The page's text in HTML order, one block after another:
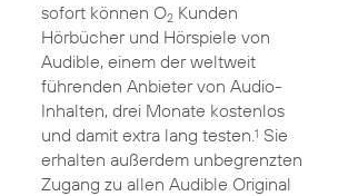
sofort können O2Kunden
Hörbücher und Hörspiele von
Audible, einem der weltweit
führenden Anbieter von Audio-
Inhalten, drei Monate kostenlos
und damit extra lang testen.1 Sie
erhalten außerdem unbegrenzten
Zugang zu allen Audible Original